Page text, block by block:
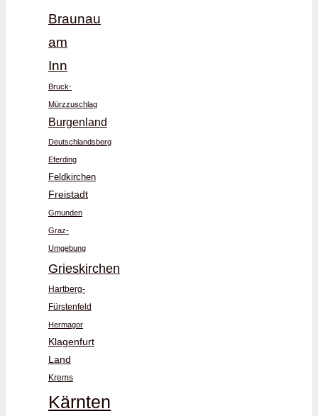
Braunau
am
Inn
Bruck-
Mürzzuschlag
Burgenland
Deutschlandsberg
Eferding
Feldkirchen
Freistadt
Gmunden
Graz-
Umgebung
Grieskirchen
Hartberg-
Fürstenfeld
Hermagor
Klagenfurt
Land
Krems
Kärnten